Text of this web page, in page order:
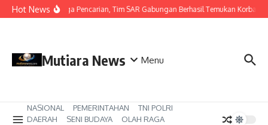
Lewati ke konten
Hot NewsHari Ketiga Pencarian, Tim SAR Gabungan Berhasil Temukan Korban
Mutiara News Menu
NASIONAL PEMERINTAHAN
TNI POLRI
DAERAH
SENI BUDAYA
OLAH RAGA